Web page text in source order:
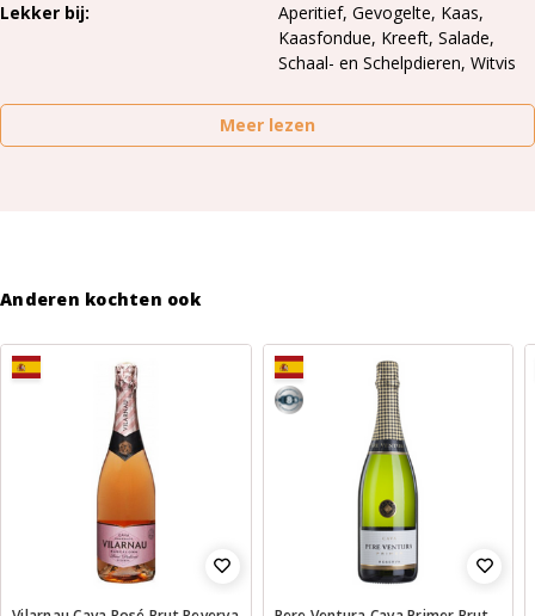
Lekker bij
Aperitief, Gevogelte, Kaas,
Kaasfondue, Kreeft, Salade,
Schaal- en Schelpdieren, Witvis
Meer lezen
Anderen kochten ook
8,5